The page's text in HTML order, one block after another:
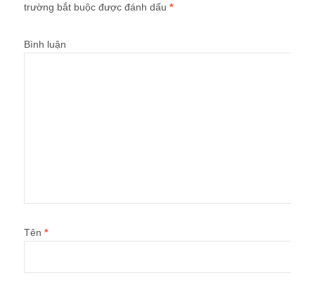
trường bắt buộc được đánh dấu *
Bình luận
Tên *